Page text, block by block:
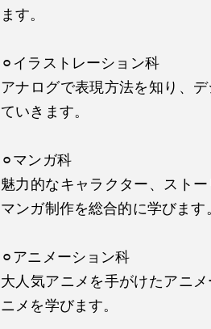
ます。
⚪︎イラストレーション科
アナログで表現方法を知り、
ていきます。
⚪︎マンガ科
魅力的なキャラクター、スト
マンガ制作を総合的に学びます。
⚪︎アニメーション科
大人気アニメを手がけたアニ
ニメを学びます。